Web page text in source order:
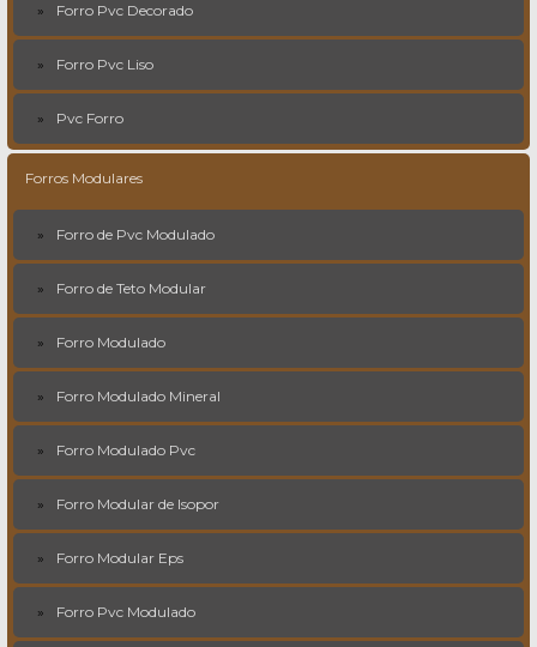
Forro Pvc Decorado
Forro Pvc Liso
Pvc Forro
Forros Modulares
Forro de Pvc Modulado
Forro de Teto Modular
Forro Modulado
Forro Modulado Mineral
Forro Modulado Pvc
Forro Modular de Isopor
Forro Modular Eps
Forro Pvc Modulado